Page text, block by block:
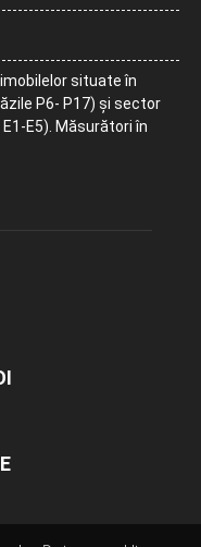
situate în
P6- P17) și sector
E5). Măsurători în